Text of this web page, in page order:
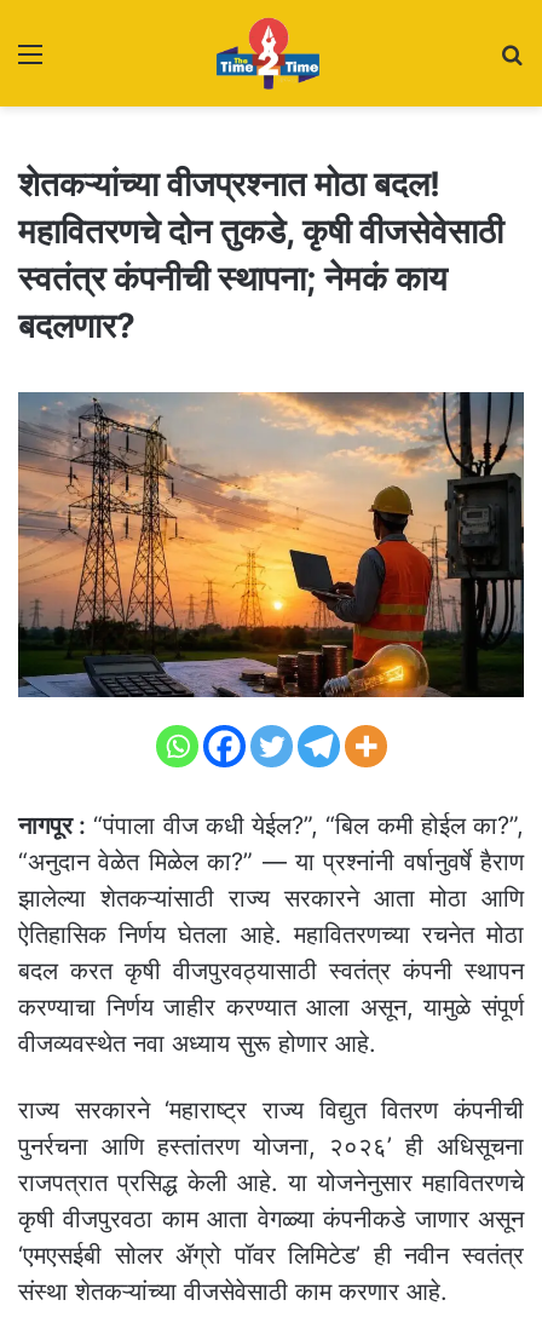
शेतकऱ्यांच्या वीजप्रश्नात मोठा बदल!
महावितरणचे दोन तुकडे, कृषी वीजसेवेसाठी
स्वतंत्र कंपनीची स्थापना; नेमकं काय
बदलणार?
नागपूर : “पंपाला वीज कधी येईल?”, “बिल कमी होईल का?”,
“अनुदान वेळेत मिळेल का?” — या प्रश्नांनी वर्षानुवर्षे हैराण
झालेल्या शेतकऱ्यांसाठी राज्य सरकारने आता मोठा आणि
ऐतिहासिक निर्णय घेतला आहे. महावितरणच्या रचनेत मोठा
बदल करत कृषी वीजपुरवठ्यासाठी स्वतंत्र कंपनी स्थापन
करण्याचा निर्णय जाहीर करण्यात आला असून, यामुळे संपूर्ण
वीजव्यवस्थेत नवा अध्याय सुरू होणार आहे.
राज्य सरकारने ‘महाराष्ट्र राज्य विद्युत वितरण कंपनीची
पुनर्रचना आणि हस्तांतरण योजना, २०२६’ ही अधिसूचना
राजपत्रात प्रसिद्ध केली आहे. या योजनेनुसार महावितरणचे
कृषी वीजपुरवठा काम आता वेगळ्या कंपनीकडे जाणार असून
‘एमएसईबी सोलर ॲग्रो पॉवर लिमिटेड’ ही नवीन स्वतंत्र
संस्था शेतकऱ्यांच्या वीजसेवेसाठी काम करणार आहे.